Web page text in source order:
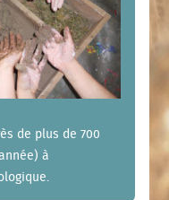
de plus de 700
à